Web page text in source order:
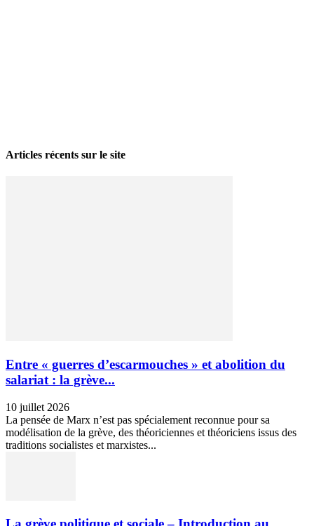
Articles récents sur le site
Entre « guerres d’escarmouches » et abolition du
salariat : la grève...
10 juillet 2026
La pensée de Marx n’est pas spécialement reconnue pour sa
modélisation de la grève, des théoriciennes et théoriciens issus des
traditions socialistes et marxistes...